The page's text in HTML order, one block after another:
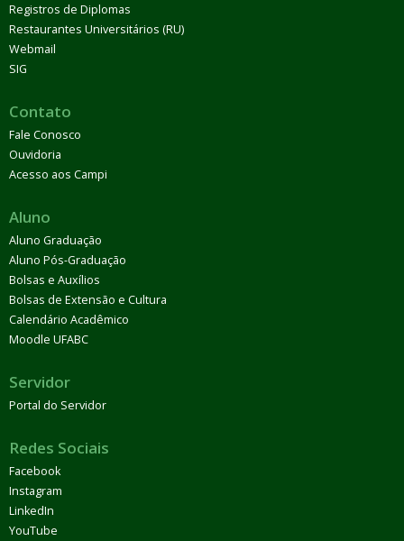
Registros de Diplomas
Restaurantes Universitários (RU)
Webmail
SIG
Contato
Fale Conosco
Ouvidoria
Acesso aos Campi
Aluno
Aluno Graduação
Aluno Pós-Graduação
Bolsas e Auxílios
Bolsas de Extensão e Cultura
Calendário Acadêmico
Moodle UFABC
Servidor
Portal do Servidor
Redes Sociais
Facebook
Instagram
LinkedIn
YouTube